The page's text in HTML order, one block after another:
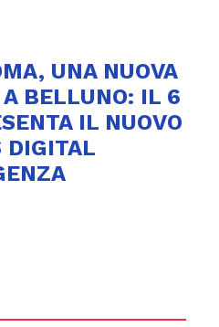
UNA NUOVA
BELLUNO: IL 6
IL NUOVO
DIGITAL